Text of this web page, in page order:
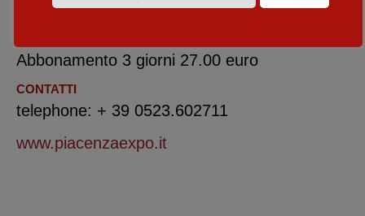
Abbonamento 3 giorni 27.00 euro
CONTATTI
telephone: + 39 0523.602711
www.piacenzaexpo.it